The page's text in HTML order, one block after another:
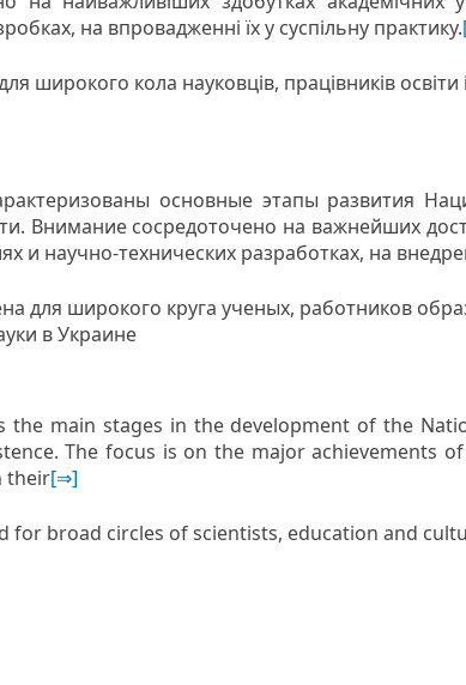
на впровадженні їх у суспільну практику.
широкого кола науковців, працівників освіти
основные этапы развития
Внимание сосредоточено на важнейших
и научно-технических разработках, на
для широкого круга ученых, работников
в Украине
the main stages in the development of the
The focus is on the major achievements
their[⇒]
for broad circles of scientists, education and